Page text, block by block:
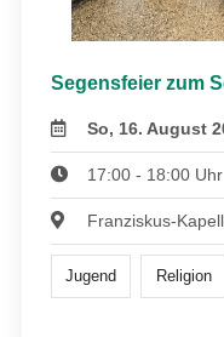
Segensfeier zum
So, 16. August
17:00 - 18:00 Uhr
Franziskus-
Jugend Religion